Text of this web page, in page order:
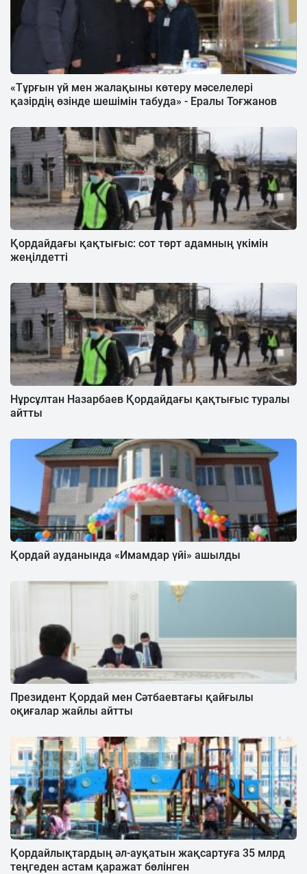
«Тұрғын үй мен жалақыны көтеру мәселелері
қазірдің өзінде шешімін табуда» - Ералы Тоғжанов
Қордайдағы қақтығыс: сот төрт адамның үкімін
жеңілдетті
Нұрсұлтан Назарбаев Қордайдағы қақтығыс туралы
айтты
Қордай ауданында «Имамдар үйі» ашылды
Президент Қордай мен Сәтбаевтағы қайғылы
оқиғалар жайлы айтты
Қордайлықтардың әл-ауқатын жақсартуға 35 млрд
теңгеден астам қаражат бөлінген